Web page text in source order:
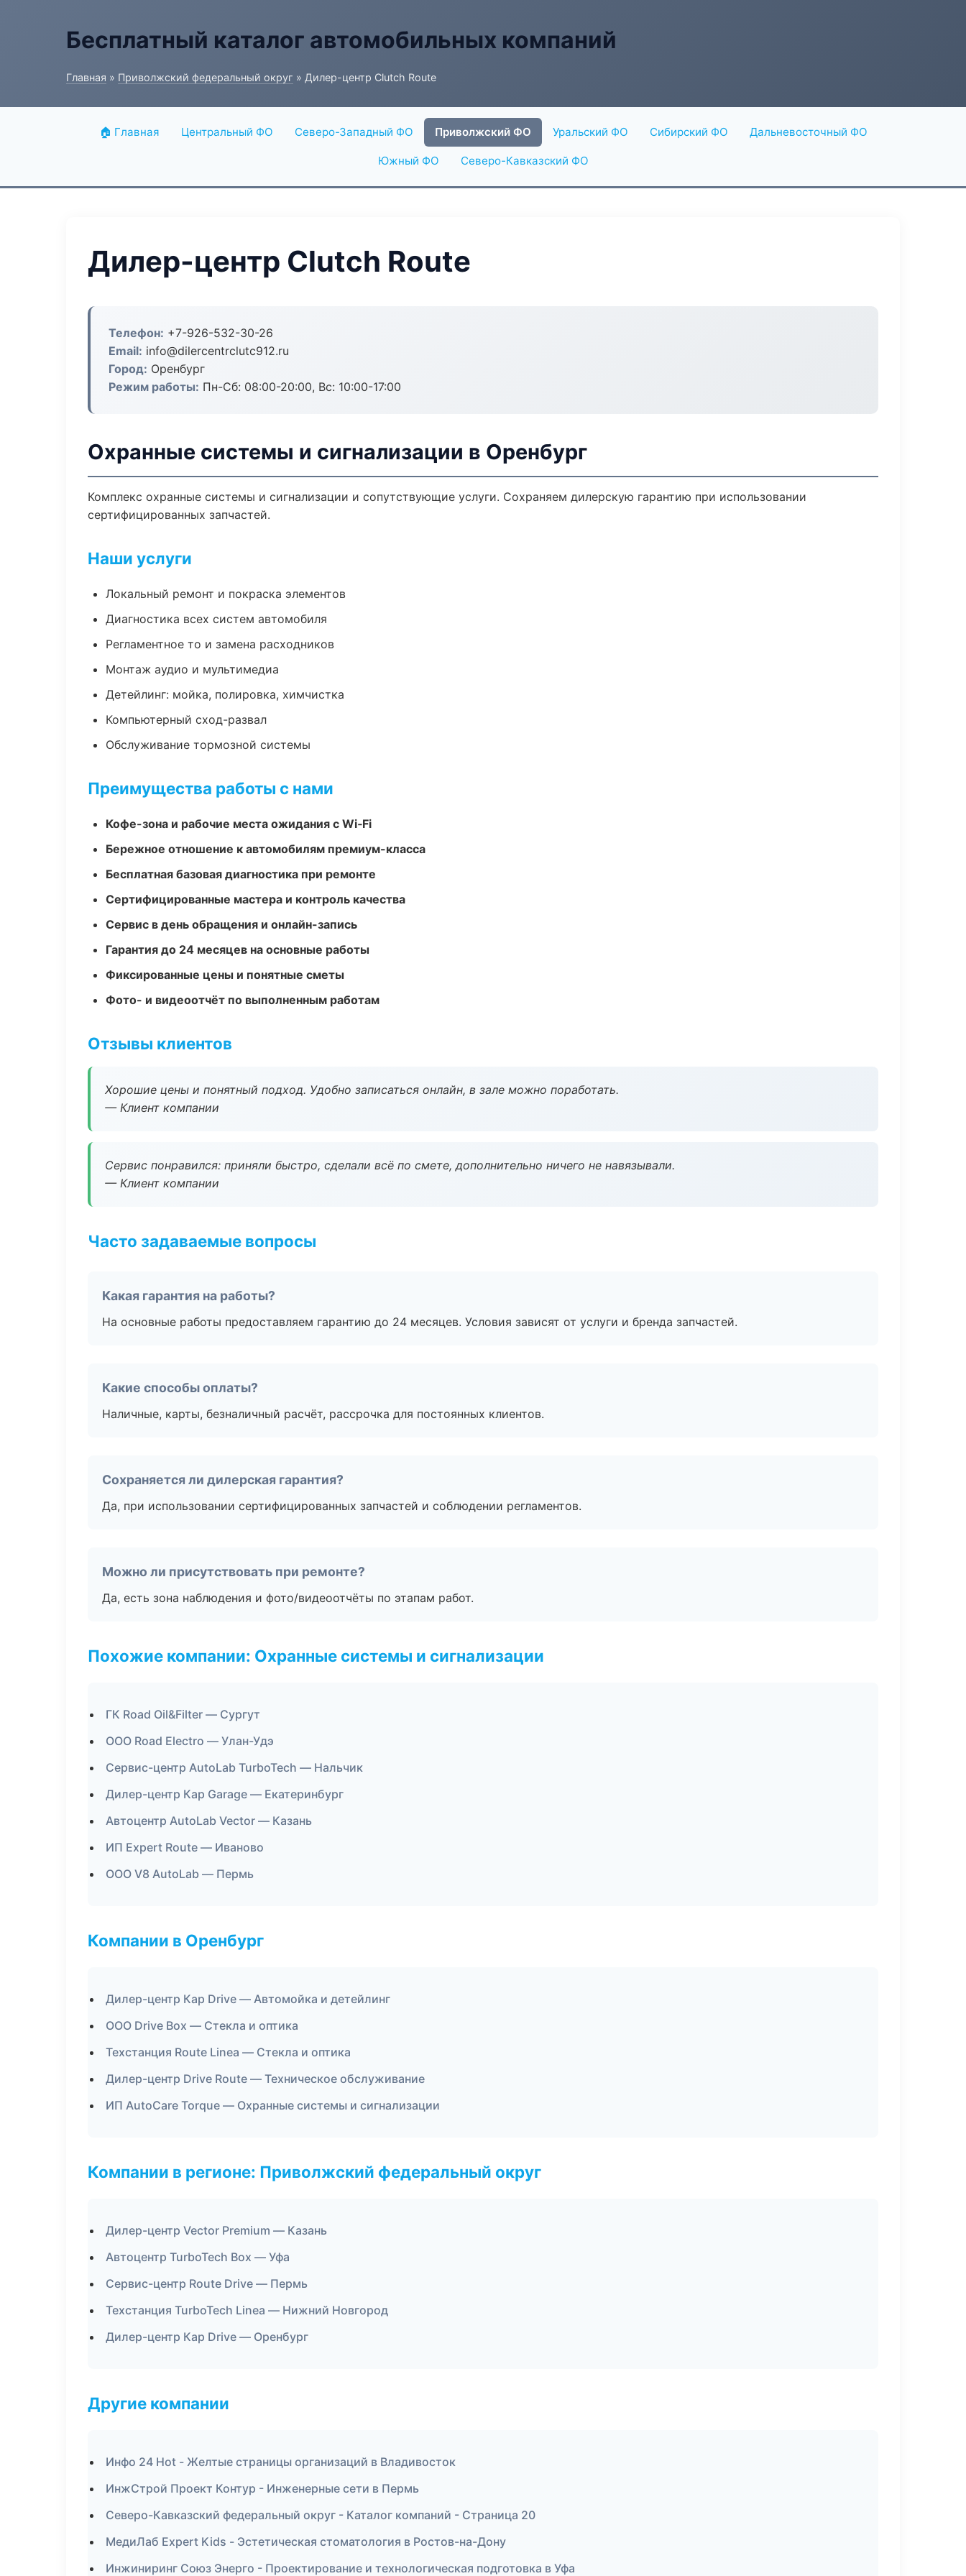
Бесплатный каталог автомобильных компаний
Главная » Приволжский федеральный округ » Дилер-центр Clutch Route
🏠 Главная Центральный ФО Северо-Западный ФО Приволжский ФО Уральский ФО Сибирский ФО Дальневосточный ФО
Южный ФО Северо-Кавказский ФО
Дилер-центр Clutch Route
Телефон: +7-926-532-30-26
Email: info@dilercentrclutc912.ru
Город: Оренбург
Режим работы: Пн-Сб: 08:00-20:00, Вс: 10:00-17:00
Охранные системы и сигнализации в Оренбург
Комплекс охранные системы и сигнализации и сопутствующие услуги. Сохраняем дилерскую гарантию при использовании
сертифицированных запчастей.
Наши услуги
Локальный ремонт и покраска элементов
Диагностика всех систем автомобиля
Регламентное то и замена расходников
Монтаж аудио и мультимедиа
Детейлинг: мойка, полировка, химчистка
Компьютерный сход-развал
Обслуживание тормозной системы
Преимущества работы с нами
Кофе-зона и рабочие места ожидания с Wi‑Fi
Бережное отношение к автомобилям премиум-класса
Бесплатная базовая диагностика при ремонте
Сертифицированные мастера и контроль качества
Сервис в день обращения и онлайн-запись
Гарантия до 24 месяцев на основные работы
Фиксированные цены и понятные сметы
Фото- и видеоотчёт по выполненным работам
Отзывы клиентов
Хорошие цены и понятный подход. Удобно записаться онлайн, в зале можно поработать.
— Клиент компании
Сервис понравился: приняли быстро, сделали всё по смете, дополнительно ничего не навязывали.
— Клиент компании
Часто задаваемые вопросы
Какая гарантия на работы?
На основные работы предоставляем гарантию до 24 месяцев. Условия зависят от услуги и бренда запчастей.
Какие способы оплаты?
Наличные, карты, безналичный расчёт, рассрочка для постоянных клиентов.
Сохраняется ли дилерская гарантия?
Да, при использовании сертифицированных запчастей и соблюдении регламентов.
Можно ли присутствовать при ремонте?
Да, есть зона наблюдения и фото/видеоотчёты по этапам работ.
Похожие компании: Охранные системы и сигнализации
ГК Road Oil&Filter — Сургут
ООО Road Electro — Улан-Удэ
Сервис-центр AutoLab TurboTech — Нальчик
Дилер-центр Кар Garage — Екатеринбург
Автоцентр AutoLab Vector — Казань
ИП Expert Route — Иваново
ООО V8 AutoLab — Пермь
Компании в Оренбург
Дилер-центр Кар Drive — Автомойка и детейлинг
ООО Drive Box — Стекла и оптика
Техстанция Route Linea — Стекла и оптика
Дилер-центр Drive Route — Техническое обслуживание
ИП AutoCare Torque — Охранные системы и сигнализации
Компании в регионе: Приволжский федеральный округ
Дилер-центр Vector Premium — Казань
Автоцентр TurboTech Box — Уфа
Сервис-центр Route Drive — Пермь
Техстанция TurboTech Linea — Нижний Новгород
Дилер-центр Кар Drive — Оренбург
Другие компании
Инфо 24 Hot - Желтые страницы организаций в Владивосток
ИнжСтрой Проект Контур - Инженерные сети в Пермь
Северо-Кавказский федеральный округ - Каталог компаний - Страница 20
МедиЛаб Expert Kids - Эстетическая стоматология в Ростов-на-Дону
Инжиниринг Союз Энерго - Проектирование и технологическая подготовка в Уфа